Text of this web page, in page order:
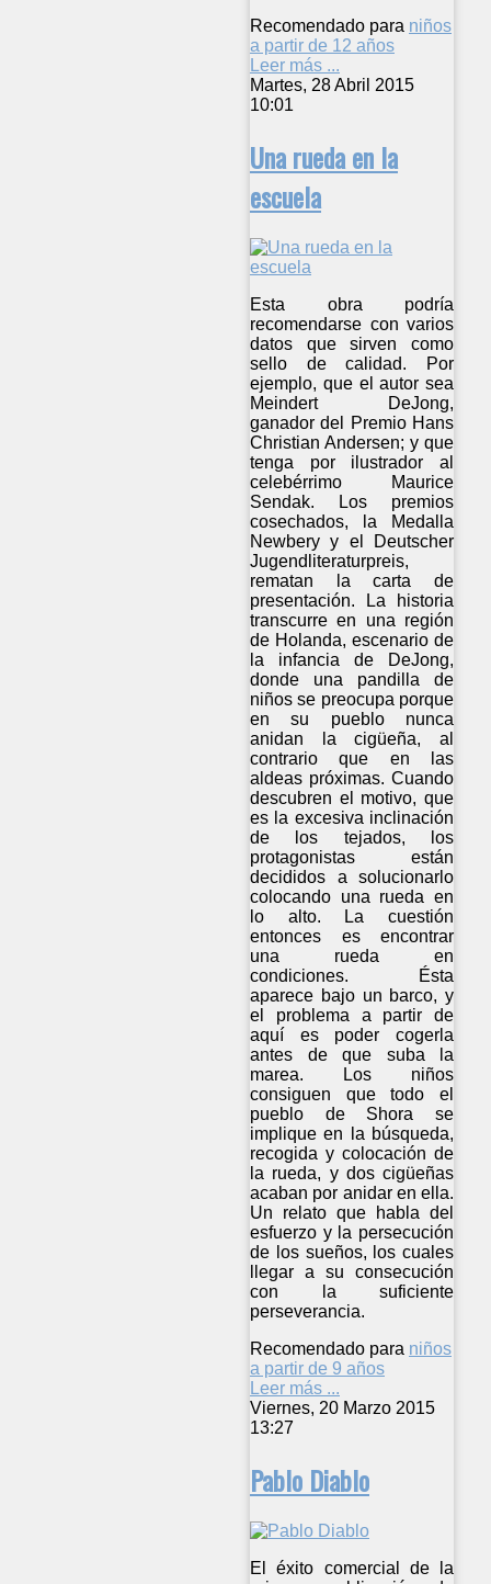
Recomendado para niños
a partir de 12 años
Leer más ...
Martes, 28 Abril 2015
10:01
Una rueda en la
escuela
Esta obra podría
recomendarse con varios
datos que sirven como
sello de calidad. Por
ejemplo, que el autor sea
Meindert DeJong,
ganador del Premio Hans
Christian Andersen; y que
tenga por ilustrador al
celebérrimo Maurice
Sendak. Los premios
cosechados, la Medalla
Newbery y el Deutscher
Jugendliteraturpreis,
rematan la carta de
presentación. La historia
transcurre en una región
de Holanda, escenario de
la infancia de DeJong,
donde una pandilla de
niños se preocupa porque
en su pueblo nunca
anidan la cigüeña, al
contrario que en las
aldeas próximas. Cuando
descubren el motivo, que
es la excesiva inclinación
de los tejados, los
protagonistas están
decididos a solucionarlo
colocando una rueda en
lo alto. La cuestión
entonces es encontrar
una rueda en
condiciones. Ésta
aparece bajo un barco, y
el problema a partir de
aquí es poder cogerla
antes de que suba la
marea. Los niños
consiguen que todo el
pueblo de Shora se
implique en la búsqueda,
recogida y colocación de
la rueda, y dos cigüeñas
acaban por anidar en ella.
Un relato que habla del
esfuerzo y la persecución
de los sueños, los cuales
llegar a su consecución
con la suficiente
perseverancia.
Recomendado para niños
a partir de 9 años
Leer más ...
Viernes, 20 Marzo 2015
13:27
Pablo Diablo
El éxito comercial de la